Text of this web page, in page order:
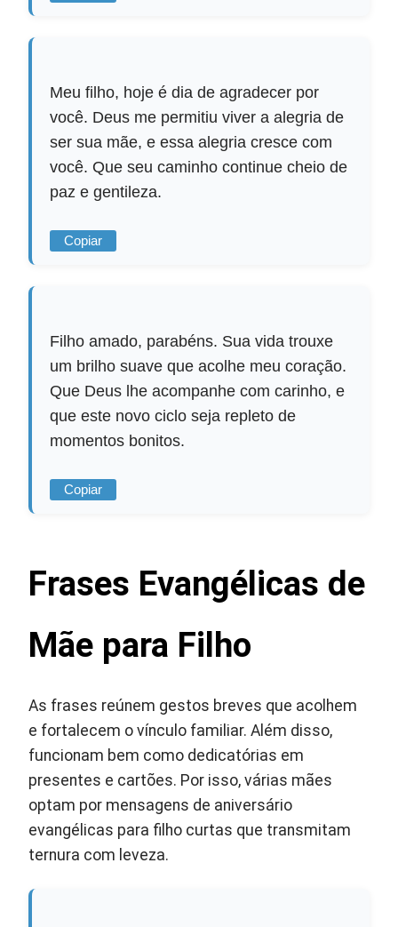
Meu filho, hoje é dia de agradecer por
você. Deus me permitiu viver a alegria de
ser sua mãe, e essa alegria cresce com
você. Que seu caminho continue cheio de
paz e gentileza.
Copiar
Filho amado, parabéns. Sua vida trouxe
um brilho suave que acolhe meu coração.
Que Deus lhe acompanhe com carinho, e
que este novo ciclo seja repleto de
momentos bonitos.
Copiar
Frases Evangélicas de
Mãe para Filho
As frases reúnem gestos breves que acolhem
e fortalecem o vínculo familiar. Além disso,
funcionam bem como dedicatórias em
presentes e cartões. Por isso, várias mães
optam por mensagens de aniversário
evangélicas para filho curtas que transmitam
ternura com leveza.